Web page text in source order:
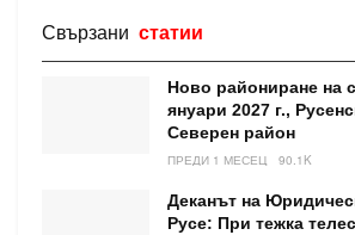
Свързани статии
Ново райониране на
януари 2027 г.,
Северен район
ПРЕДИ 1 МЕСЕЦ 90.1K
Деканът на
Русе: При тежка